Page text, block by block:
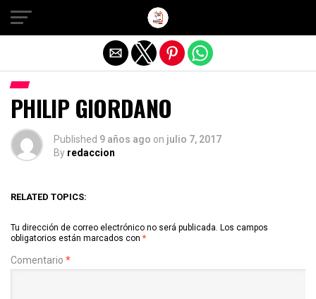
PHILIP GIORDANO
Published 9 años ago on julio 7, 2017
By redaccion
RELATED TOPICS:
Tu dirección de correo electrónico no será publicada. Los campos
obligatorios están marcados con *
Comentario *
Salir de la versión móvil